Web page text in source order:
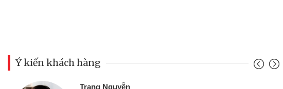
Ý kiến khách hàng